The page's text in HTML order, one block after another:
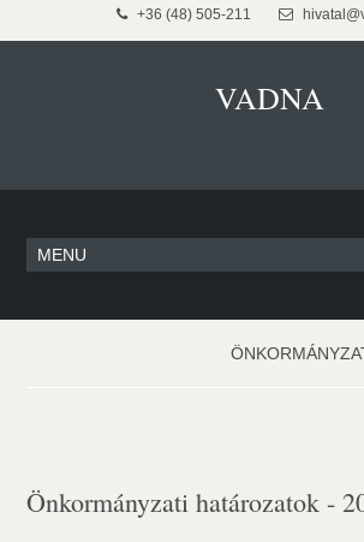
+36 (48) 505-211
VADNA
Önkormányzati határozatok -